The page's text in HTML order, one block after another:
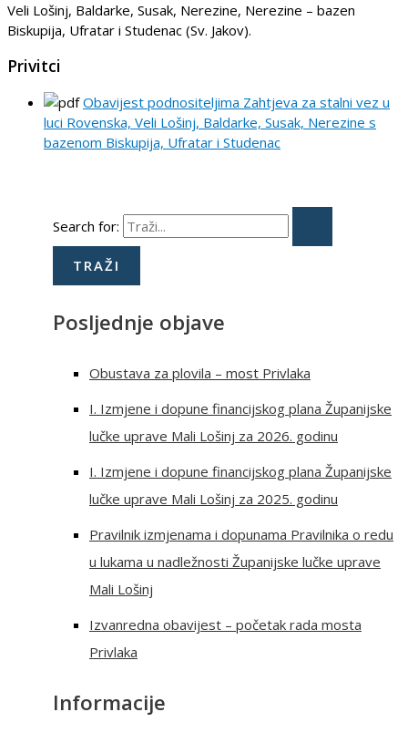
Veli Lošinj, Baldarke, Susak, Nerezine, Nerezine – bazen
Biskupija, Ufratar i Studenac (Sv. Jakov).
Privitci
Obavijest podnositeljima Zahtjeva za stalni vez u
luci Rovenska, Veli Lošinj, Baldarke, Susak, Nerezine s
bazenom Biskupija, Ufratar i Studenac
Search for:
Posljednje objave
Obustava za plovila – most Privlaka
I. Izmjene i dopune financijskog plana Županijske
lučke uprave Mali Lošinj za 2026. godinu
I. Izmjene i dopune financijskog plana Županijske
lučke uprave Mali Lošinj za 2025. godinu
Pravilnik izmjenama i dopunama Pravilnika o redu
u lukama u nadležnosti Županijske lučke uprave
Mali Lošinj
Izvanredna obavijest – početak rada mosta
Privlaka
Informacije